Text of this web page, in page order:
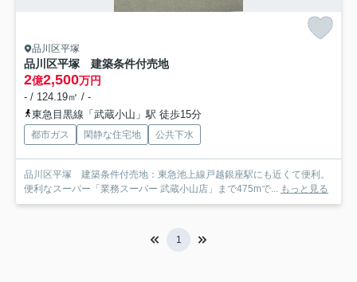
品川区平塚
品川区平塚 建築条件付売地
2億2,500万円
- / 124.19㎡ / -
東急目黒線「武蔵小山」駅 徒歩15分
都市ガス 閑静な住宅地 公共下水
品川区平塚 建築条件付売地：東急池上線戸越銀座駅にも近くて便利。
便利なスーパー「業務スーパー 武蔵小山店」まで475mで... もっと見る
1